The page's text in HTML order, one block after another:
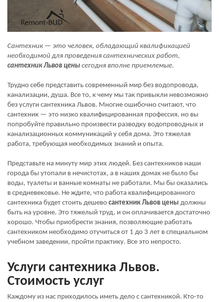
Сантехник — это человек, обладающий квалификацией
необходимой для проведения сантехнических работ,
сантехник Львов цены сегодня вполне приемлемые.
Трудно себе представить современный мир без водопровода,
канализации, душа. Все то, к чему мы так привыкли невозможно
без услуги сантехника Львов. Многие ошибочно считают, что
сантехник — это низко квалифицированная профессия, но вы
попробуйте правильно произвести разводку водопроводных и
канализационных коммуникаций у себя дома. Это тяжелая
работа, требующая необходимых знаний и опыта.
Представьте на минуту мир этих людей. Без сантехников наши
города бы утопали в нечистотах, а в наших домах не было бы
воды, туалеты и ванные комнаты не работали. Мы бы оказались
в средневековье. Не ждите, что работа квалифицированного
сантехника будет стоить дешево сантехник Львов цены должны
быть на уровне. Это тяжелый труд, и он оплачивается достаточно
хорошо. Чтобы приобрести знания, позволяющие работать
сантехником необходимо отучиться от 1 до 3 лет в специальном
учебном заведении, пройти практику. Все это непросто.
Услуги сантехника Львов.
Стоимость услуг
Каждому из нас приходилось иметь дело с сантехникой. Кто-то